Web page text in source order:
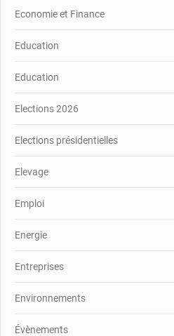
Economie et Finance
Education
Education
Elections 2026
Elections présidentielles
Elevage
Emploi
Energie
Entreprises
Environnements
Évènements